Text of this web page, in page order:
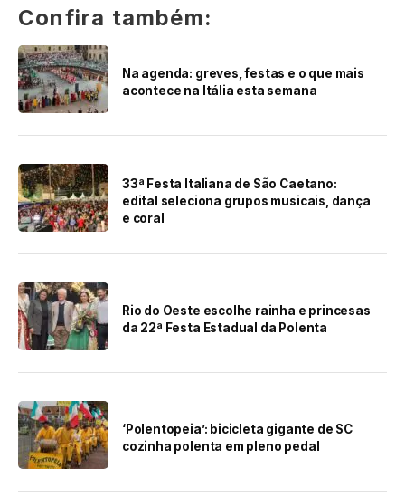
Confira também:
Na agenda: greves, festas e o que mais
acontece na Itália esta semana
33ª Festa Italiana de São Caetano:
edital seleciona grupos musicais, dança
e coral
Rio do Oeste escolhe rainha e princesas
da 22ª Festa Estadual da Polenta
‘Polentopeia’: bicicleta gigante de SC
cozinha polenta em pleno pedal